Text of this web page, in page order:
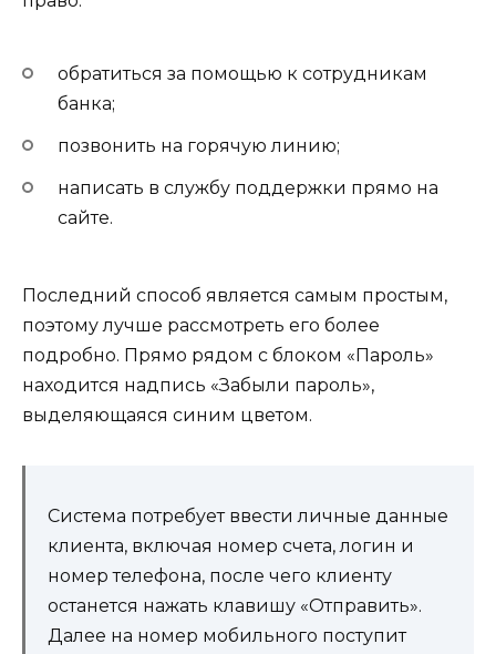
обратиться за помощью к сотрудникам
банка;
позвонить на горячую линию;
написать в службу поддержки прямо на
сайте.
Последний способ является самым простым,
поэтому лучше рассмотреть его более
подробно. Прямо рядом с блоком «Пароль»
находится надпись «Забыли пароль»,
выделяющаяся синим цветом.
Система потребует ввести личные данные
клиента, включая номер счета, логин и
номер телефона, после чего клиенту
останется нажать клавишу «Отправить».
Далее на номер мобильного поступит